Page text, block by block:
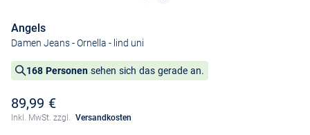
Angels
Damen Jeans - Ornella - lind uni
168 Personen sehen sich das gerade an.
89,99 €
Inkl. MwSt. zzgl. Versandkosten